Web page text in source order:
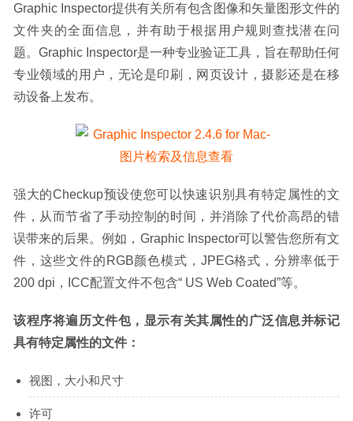
Graphic Inspector提供有关所有包含图像和矢量图形文件的
文件夹的全面信息，并有助于根据用户规则查找潜在问
题。Graphic Inspector是一种专业验证工具，旨在帮助任何
专业领域的用户，无论是印刷，网页设计，摄影还是在移
动设备上发布。
强大的Checkup预设使您可以快速识别具有特定属性的文
件，从而节省了手动控制的时间，并消除了代价高昂的错
误带来的后果。例如，Graphic Inspector可以警告您所有文
件，这些文件的RGB颜色模式，JPEG格式，分辨率低于
200 dpi，ICC配置文件不包含“ US Web Coated”等。
该程序将遍历文件包，显示有关其属性的广泛信息并标记
具有特定属性的文件：
视图，大小和尺寸
许可